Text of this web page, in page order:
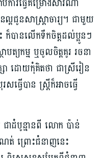
អ​ជូនសាស្រ្តាចារ្យ។ ជាមួយ
ក៏បានលើកទឹកចិត្តដល់ប្អូនៗ
យកម្ម ឬចូលចិត្តគូរ រចនា
ដោយកុំគិតថា ជាស្រីរៀន
វើបាន ស្រ្តីក៏អាចធ្វើ
ាដំបូន្មានពី លោក ប៉ាន់
ត់ ព្រោះជំនាញនេះ